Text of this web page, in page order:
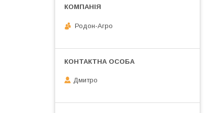
Родон-Агро
Дмитро